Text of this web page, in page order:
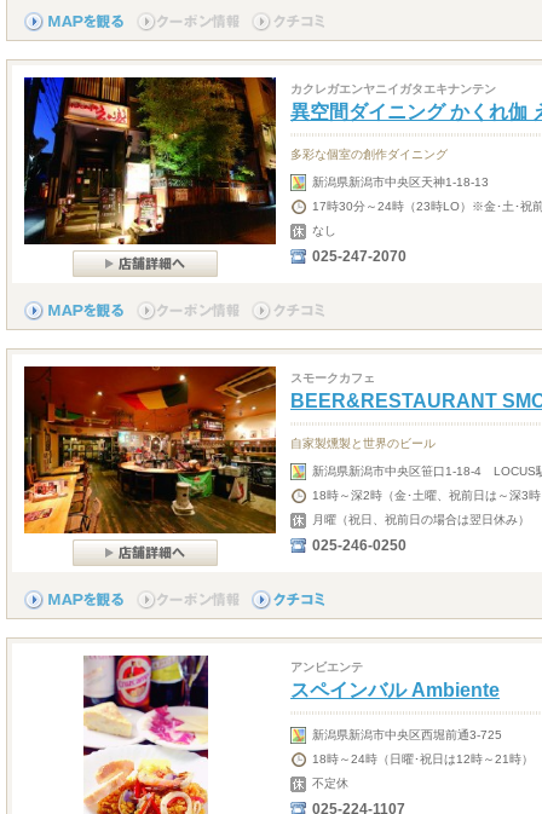
カクレガエンヤニイガタエキナンテン
異空間ダイニング かくれ伽
多彩な個室の創作ダイニング
新潟県新潟市中央区天神1-18-13
17時30分～24時（23時LO）※金･土･祝
なし
025-247-2070
スモークカフェ
BEER&RESTAURANT
自家製燻製と世界のビール
新潟県新潟市中央区笹口1-18-4 LOCUS
18時～深2時（金･土曜、祝前日は～深3
月曜（祝日、祝前日の場合は翌日休み）
025-246-0250
アンビエンテ
スペインバル Ambiente
新潟県新潟市中央区西堀前通3-725
18時～24時（日曜･祝日は12時～21時）
不定休
025-224-1107